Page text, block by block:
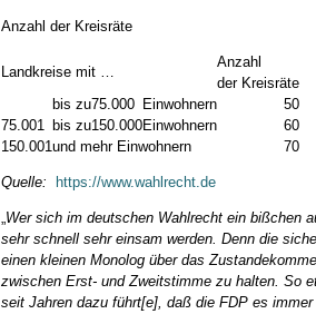
Anzahl der Kreisräte
Landkreise mit …
Anzahl
der Kreisräte
bis zu75.000 Einwohnern
50
75.001 bis zu150.000Einwohnern
60
150.001und mehr Einwohnern 70
Quelle: https://www.wahlrecht.de
„Wer sich im deutschen Wahlrecht ein bißchen
sehr schnell sehr einsam werden. Denn die
einen kleinen Monolog über das
zwischen Erst- und Zweitstimme zu halten. So
seit Jahren dazu führt[e], daß die FDP es